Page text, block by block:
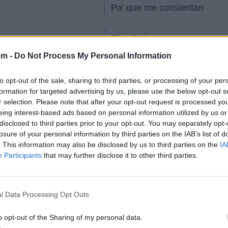
- Do Not Process My Personal Information
opt-out of the sale, sharing to third parties, or processing of your
for targeted advertising by us, please use the below opt-out
selection. Please note that after your opt-out request is processed
interest-based ads based on personal information utilized by us
to third parties prior to your opt-out. You may separately
of your personal information by third parties on the IAB’s list of
This information may also be disclosed by us to third parties on the
Participants that may further disclose it to other third parties.
Data Processing Opt Outs
opt-out of the Sharing of my personal data.
Pa' que me consientan
El baile loco
de la Música Urbana